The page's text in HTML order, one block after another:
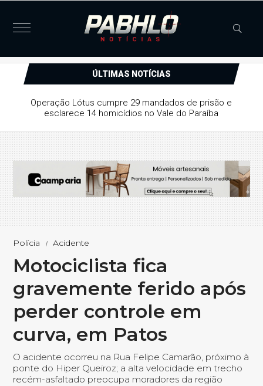
ÚLTIMAS NOTÍCIAS
Operação Lótus cumpre 29 mandados de prisão e
esclarece 14 homicídios no Vale do Paraíba
Polícia Acidente
Motociclista fica
gravemente ferido após
perder controle em
curva, em Patos
O acidente ocorreu na Rua Felipe Camarão, próximo à
ponte do Hiper Queiroz; a alta velocidade em trecho
recém-asfaltado preocupa moradores da região